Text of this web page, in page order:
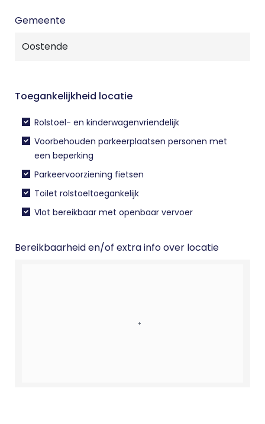
Gemeente
Toegankelijkheid locatie
Rolstoel- en kinderwagenvriendelijk
Voorbehouden parkeerplaatsen personen met
een beperking
Parkeervoorziening fietsen
Toilet rolstoeltoegankelijk
Vlot bereikbaar met openbaar vervoer
Bereikbaarheid en/of extra info over locatie